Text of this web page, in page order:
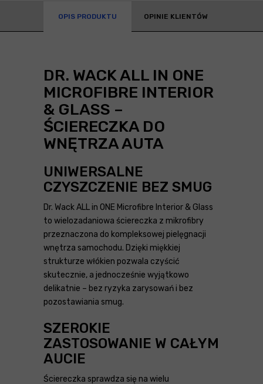
OPIS PRODUKTU OPINIE KLIENTÓW
DR. WACK ALL IN ONE
MICROFIBRE INTERIOR
& GLASS –
ŚCIERECZKA DO
WNĘTRZA AUTA
UNIWERSALNE
CZYSZCZENIE BEZ SMUG
Dr. Wack ALL in ONE Microfibre Interior & Glass
to wielozadaniowa ściereczka z mikrofibry
przeznaczona do kompleksowej pielęgnacji
wnętrza samochodu. Dzięki miękkiej
strukturze włókien pozwala czyścić
skutecznie, a jednocześnie wyjątkowo
delikatnie – bez ryzyka zarysowań i bez
pozostawiania smug.
SZEROKIE
ZASTOSOWANIE W CAŁYM
AUCIE
Ściereczka sprawdza się na wielu